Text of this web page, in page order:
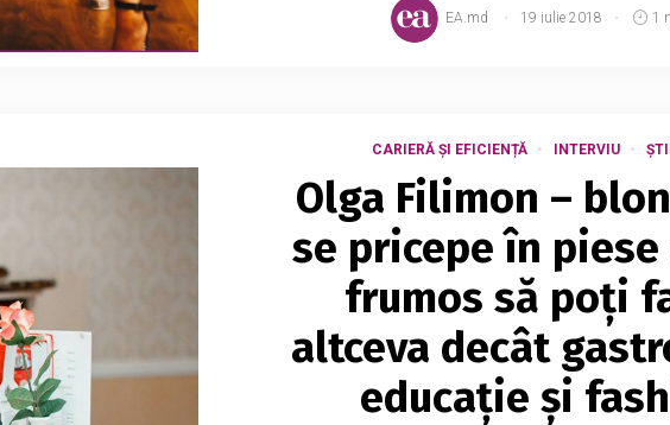
EA.md 19 iulie 2018 1
CARIERĂ ȘI EFICIENȚĂ INTERVIU
Olga Filimon –
se pricepe în piese
frumos să poți
altceva decât
educație și